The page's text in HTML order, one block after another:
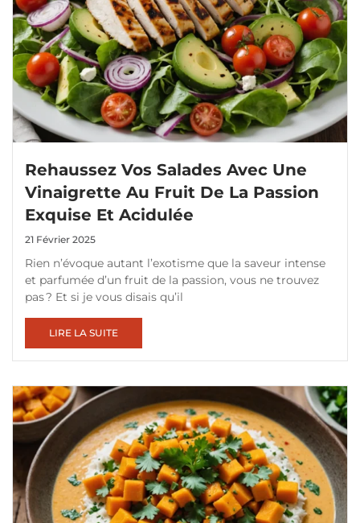
Rehaussez Vos Salades Avec Une
Vinaigrette Au Fruit De La Passion
Exquise Et Acidulée
21 Février 2025
Rien n’évoque autant l’exotisme que la saveur intense
et parfumée d’un fruit de la passion, vous ne trouvez
pas ? Et si je vous disais qu’il
LIRE LA SUITE